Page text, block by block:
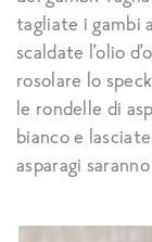
tagliate i gambi
scaldate l’olio
rosolare lo
le rondelle di
bianco e
asparagi